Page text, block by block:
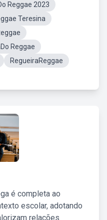
Reggae 2023
Teresina
Reggae
RegueiraReggae
é completa ao
escolar, adotando
relações